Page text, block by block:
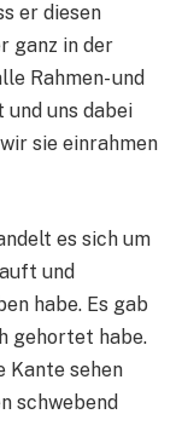
er diesen
ganz in der
Rahmen- und
uns dabei
sie einrahmen
es sich um
und
habe. Es gab
gehortet habe.
Kante sehen
schwebend